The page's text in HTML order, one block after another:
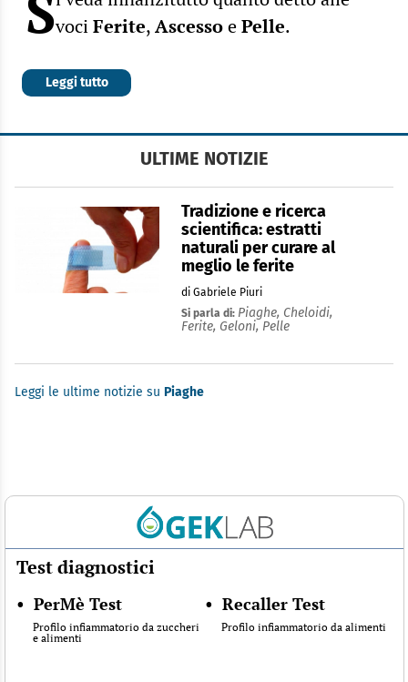
vociFerite,AscessoePelle.
Leggi tutto
ULTIME NOTIZIE
Tradizione e ricerca
scientifica: estratti
naturali per curare al
meglio le ferite
di Gabriele Piuri
Si parla di: Piaghe, Cheloidi,
Ferite, Geloni, Pelle
Leggi le ultime notizie su Piaghe
Test diagnostici
• PerMè Test
Profilo infiammatorio da zuccheri
e alimenti
• Recaller Test
Profilo infiammatorio da alimenti